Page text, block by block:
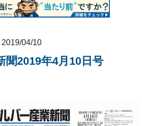
2019/04/10
聞2019年4月10日号